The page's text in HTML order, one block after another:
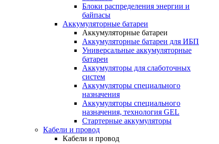
Блоки распределения энергии и
байпасы
Аккумуляторные батареи
Аккумуляторные батареи
Аккумуляторные батареи для ИБП
Универсальные аккумуляторные
батареи
Аккумуляторы для слаботочных
систем
Аккумуляторы специального
назначения
Аккумуляторы специального
назначения, технология GEL
Стартерные аккумуляторы
Кабели и провод
Кабели и провод